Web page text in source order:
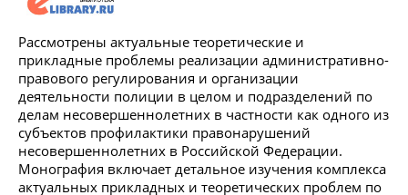
Рассмотрены актуальные теоретические и
прикладные проблемы реализации административно-
правового регулирования и организации
деятельности полиции в целом и подразделений по
делам несовершеннолетних в частности как одного из
субъектов профилактики правонарушений
несовершеннолетних в Российской Федерации.
Монография включает детальное изучения комплекса
актуальных прикладных и теоретических проблем по